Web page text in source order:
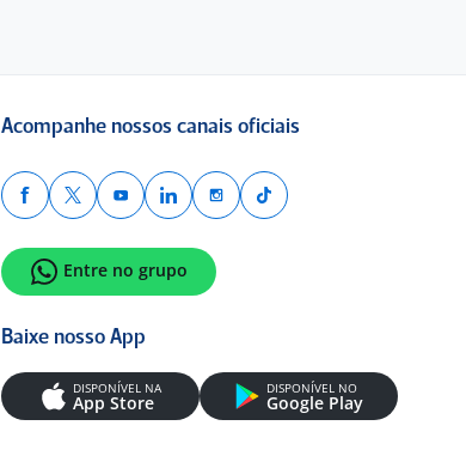
Acompanhe nossos canais oficiais
Entre no grupo
Baixe nosso App
DISPONÍVEL NA
App Store
DISPONÍVEL NO
Google Play